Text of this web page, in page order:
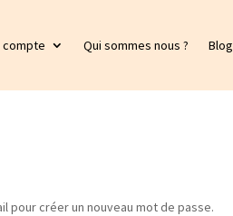
compte Qui sommes nous ? Blog
pour créer un nouveau mot de passe.